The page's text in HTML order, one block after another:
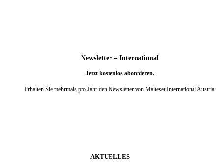
Newsletter – International
Jetzt kostenlos abonnieren.
Erhalten Sie mehrmals pro Jahr den Newsletter von Malteser International Austria.
AKTUELLES